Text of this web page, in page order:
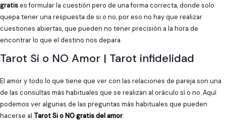
gratises formular la cuestión pero de una forma correcta, donde solo
quepa tener una respuesta de si o no, por eso no hay que realizar
cuestiones abiertas, que pueden no tener precisión a la hora de
encontrar lo que el destino nos depara.
Tarot Si o NO Amor | Tarot infidelidad
El amor y todo lo que tiene que ver con las relaciones de pareja son una
de las consultas más habituales que se realizan al oráculo sí o no. Aquí
podemos ver algunas de las preguntas más habituales que pueden
hacerse al Tarot Si o NO gratis del amor.